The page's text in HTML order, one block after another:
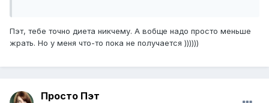
Пэт, тебе точно диета никчему. А вобще надо просто меньше
жрать. Но у меня что-то пока не получается ))))))
Просто Пэт